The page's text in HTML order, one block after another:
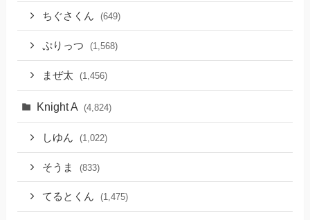
ちぐさくん (649)
ぷりっつ (1,568)
まぜ太 (1,456)
Knight A (4,824)
しゆん (1,022)
そうま (833)
てるとくん (1,475)